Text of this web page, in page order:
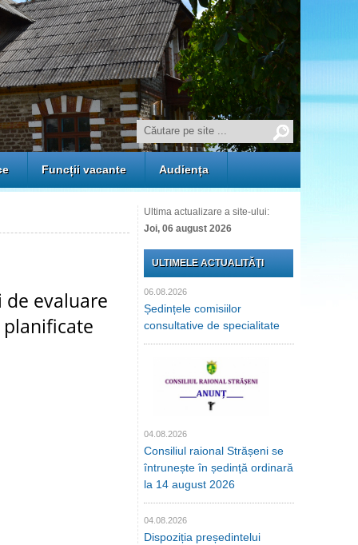
Funcții vacante Audiența
de evaluare
Ultima actualizare a site-ului:
Joi, 06 august 2026
ULTIMELE ACTUALITĂŢI
06.08.2026
Ședințele comisiilor
consultative de specialitate
04.08.2026
Consiliul raional Strășeni se
întrunește în ședință ordinară
la 14 august 2026
04.08.2026
Dispoziția președintelui